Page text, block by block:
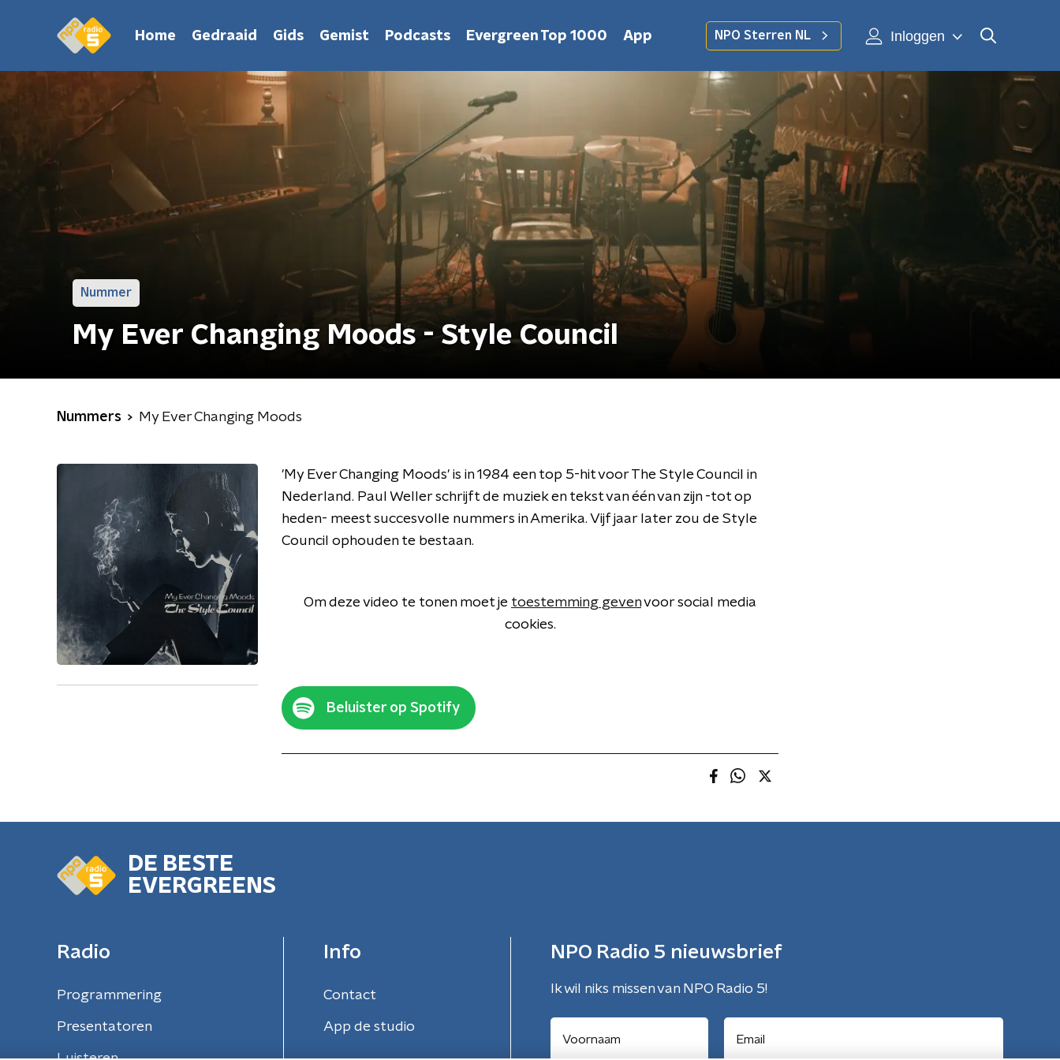
Home Gedraaid Gids Gemist Podcasts Evergreen Top 1000 App NPO Sterren NL Inloggen
Nummer
My Ever Changing Moods - Style Council
Nummers My Ever Changing Moods
'My Ever Changing Moods' is in 1984 een top 5-hit voor The Style Council in
Nederland. Paul Weller schrijft de muziek en tekst van één van zijn -tot op
heden- meest succesvolle nummers in Amerika. Vijf jaar later zou de Style
Council ophouden te bestaan.
Om deze video te tonen moet je toestemming gevenvoor social media
cookies.
Beluister op Spotify
DE BESTE
EVERGREENS
Radio
Programmering
Presentatoren
Info
Contact
App de studio
NPO Radio 5 nieuwsbrief
Ik wil niks missen van NPO Radio 5!